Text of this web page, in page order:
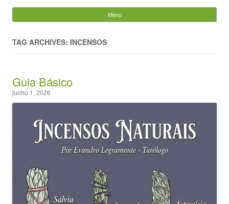
Evandro Legramonte
Menu
TAG ARCHIVES: INCENSOS
Guia Básico
junho 1, 2026